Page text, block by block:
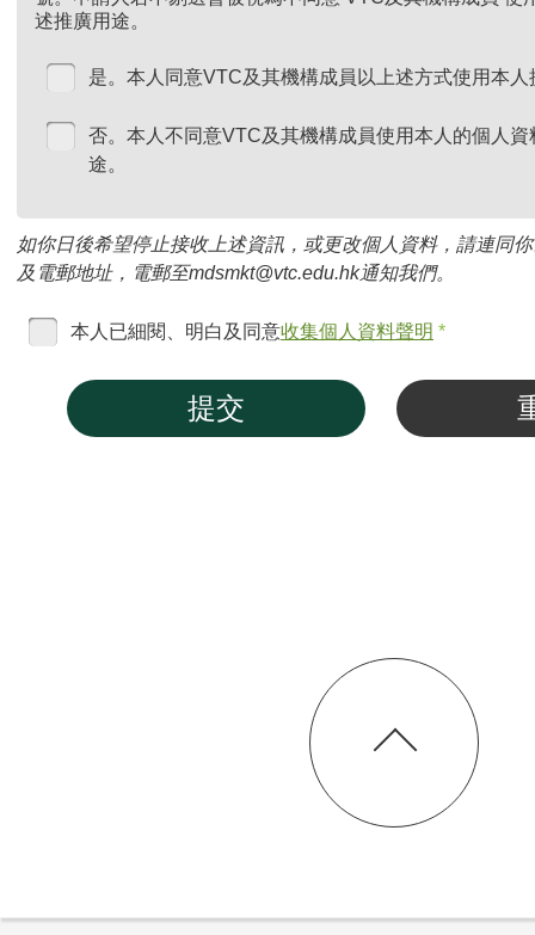
述推廣用途。
是。本人同意VTC及其機構成員以上述方式使用本
否。本人不同意VTC及其機構成員使用本人的個人
途。
如你日後希望停止接收上述資訊，或更改個人資料，請連同
及電郵地址，電郵至mdsmkt@vtc.edu.hk通知我們。
本人已細閱、明白及同意收集個人資料聲明 *
提交